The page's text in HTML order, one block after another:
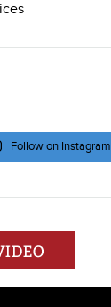
Follow on Instagram